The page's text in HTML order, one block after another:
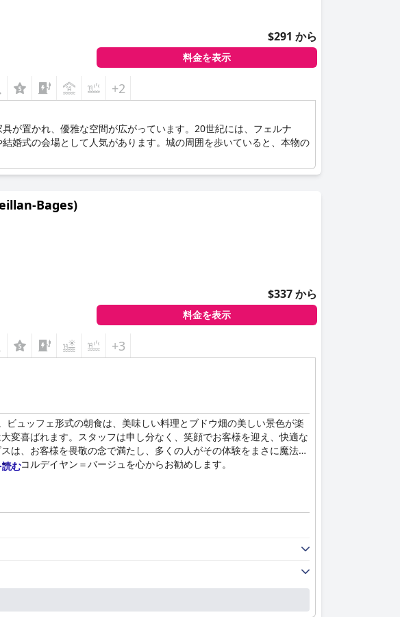
$291 から
料金を表示
+2
が置かれ、優雅な空間が広がっています。20世紀には、フェルナ
婚式の会場として人気があります。城の周囲を歩いていると、本物の
Bages)
$337 から
料金を表示
+3
ュッフェ形式の朝食は、美味しい料理とブドウ畑の美しい景色が楽
変喜ばれます。スタッフは申し分なく、笑顔でお客様を迎え、快適な
は、お客様を畏敬の念で満たし、多くの人がその体験をまさに魔法の
コルデイヤン＝バージュを心からお勧めします。
読む